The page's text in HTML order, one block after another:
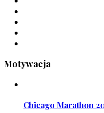
Motywacja
Chicago Marathon